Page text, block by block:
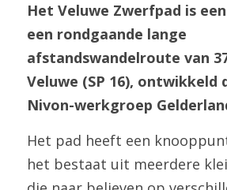
Het Veluwe Zwerfpad is
een rondgaande lange
afstandswandelroute van
Veluwe (SP 16), ontwikkeld
Nivon-werkgroep
Het pad heeft een
het bestaat uit meerdere